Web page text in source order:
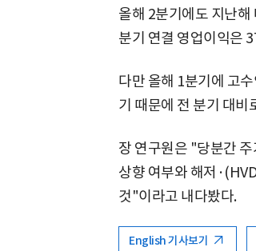
올해 2분기에도 지난해
분기 연결 영업이익은
다만 올해 1분기에 고
기 때문에 전 분기 대비
장 연구원은 "당분간
상향 여부와 해저
것"이라고 내다봤다.
English 기사보기